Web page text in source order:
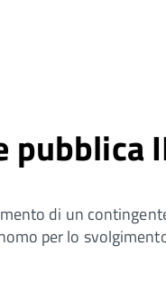
pubblica
di un
per lo